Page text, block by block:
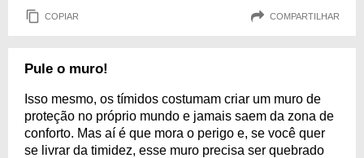
COPIAR COMPARTILHAR
Pule o muro!
Isso mesmo, os tímidos costumam criar um muro de
proteção no próprio mundo e jamais saem da zona de
conforto. Mas aí é que mora o perigo e, se você quer
se livrar da timidez, esse muro precisa ser quebrado